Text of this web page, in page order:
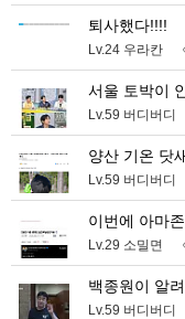
퇴사했다!!!!
Lv.24 우라칸
서울 토박이
Lv.59 버디버디
양산 기온 닷
Lv.59 버디버디
이번에 아마
Lv.29 소밀면
백종원이 알
Lv.59 버디버디